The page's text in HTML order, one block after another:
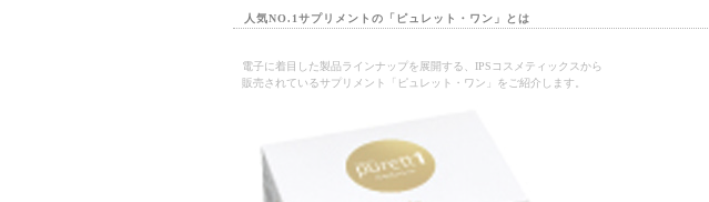
人気NO.1サプリメントの「ピュレット・ワン」とは
電子に着目した製品ラインナップを展開する、IPSコスメティックスから
販売されているサプリメント「ピュレット・ワン」をご紹介します。